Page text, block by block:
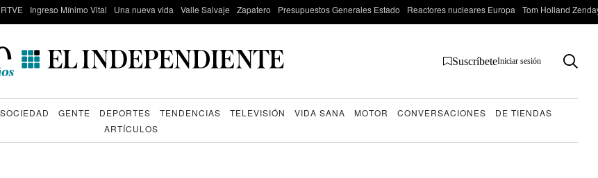
RTVE Ingreso Mínimo Vital Una nueva vida Valle Salvaje Zapatero Presupuestos Generales Estado Reactores nucleares Europa Tom Holland
SuscríbeteIniciar sesión
SOCIEDAD GENTE DEPORTES TENDENCIAS TELEVISIÓN VIDA SANA MOTOR CONVERSACIONES
DE TIENDAS
ARTÍCULOS